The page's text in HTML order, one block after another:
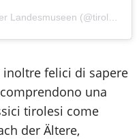
felici di sapere
una
tirolesi come
der Ältere,